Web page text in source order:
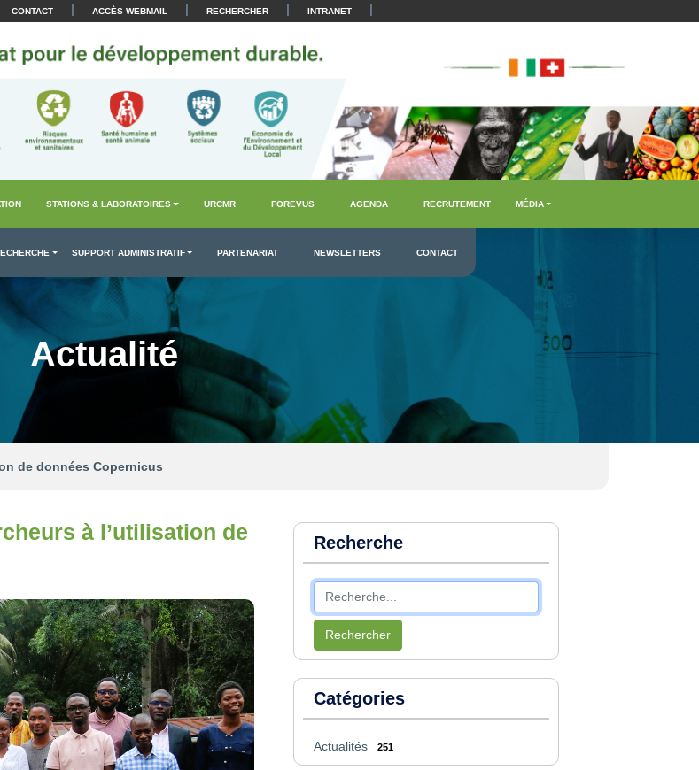
CONTACT | ACCÈS WEBMAIL | RECHERCHER | INTRANET |
STATIONS & LABORATOIRES URCMR FOREVUS AGENDA RECRUTEMENT MÉDIA
SUPPORT ADMINISTRATIF PARTENARIAT NEWSLETTERS CONTACT
Actualité
de données Copernicus
à l’utilisation de
Recherche
Rechercher
Catégories
Actualités 251